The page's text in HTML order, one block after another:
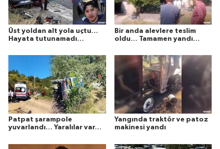
Üst yoldan alt yola uçtu…
Hayata tutunamadı…
Bir anda alevlere teslim
oldu… Tamamen yandı…
Patpat şarampole
yuvarlandı… Yaralılar var…
Yangında traktör ve patoz
makinesi yandı